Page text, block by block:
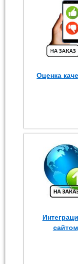
Оценка
сайтом